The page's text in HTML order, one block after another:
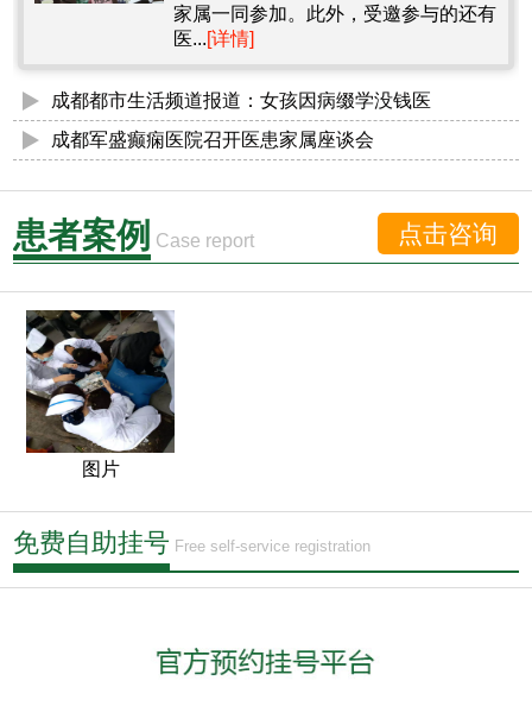
家属一同参加。此外，受邀参与的还有
医...[详情]
成都都市生活频道报道：女孩因病缀学没钱医
成都军盛癫痫医院召开医患家属座谈会
患者案例 Case report 点击咨询
图片
免费自助挂号 Free self-service registration